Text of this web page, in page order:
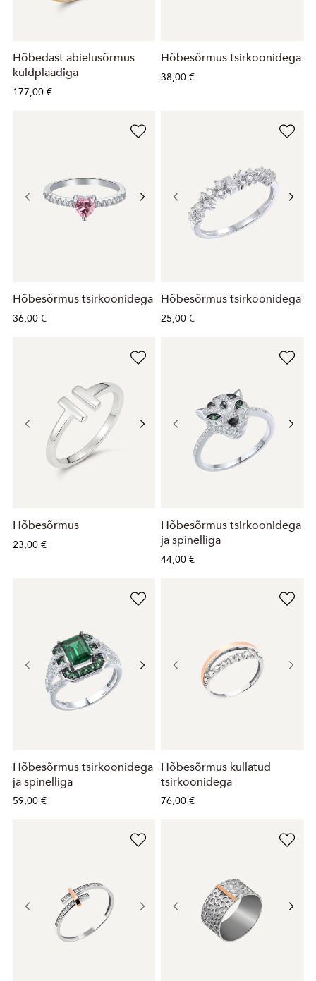
Hõbedast abielusõrmus
kuldplaadiga
177,00 €
Hõbesõrmus tsirkoonidega
38,00 €
Hõbesõrmus tsirkoonidega
36,00 €
Hõbesõrmus tsirkoonidega
25,00 €
Hõbesõrmus
23,00 €
Hõbesõrmus tsirkoonidega
ja spinelliga
44,00 €
Hõbesõrmus tsirkoonidega
ja spinelliga
59,00 €
Hõbesõrmus kullatud
tsirkoonidega
76,00 €